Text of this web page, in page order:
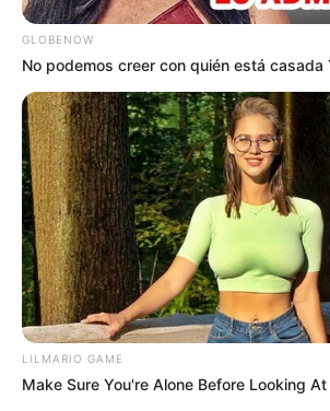
GLOBENOW
No podemos creer con quién está casada
LILMARIO GAME
Make Sure You're Alone Before Looking